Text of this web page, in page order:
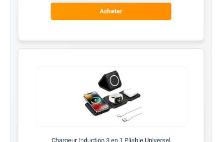
Acheter
Chargeur Induction 3 en 1 Pliable Universel